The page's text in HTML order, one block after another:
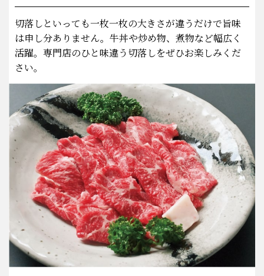
切落しといっても一枚一枚の大きさが違うだけで旨味
は申し分ありません。牛丼や炒め物、煮物など幅広く
活躍。専門店のひと味違う切落しをぜひお楽しみくだ
さい。